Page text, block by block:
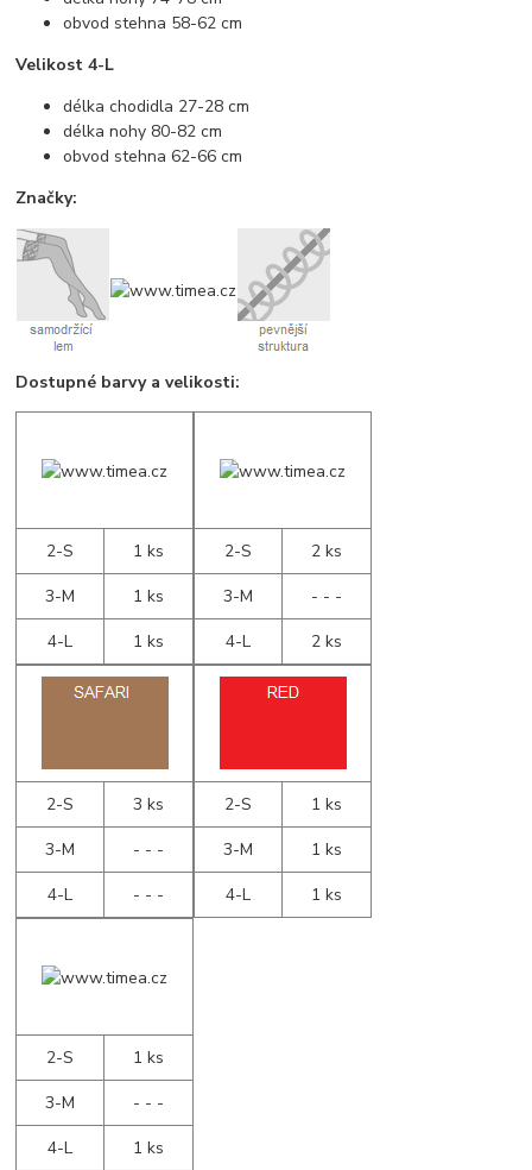
obvod stehna 58-62 cm
Velikost 4-L
délka chodidla 27-28 cm
délka nohy 80-82 cm
obvod stehna 62-66 cm
Značky:
Dostupné barvy a velikosti:
2-S
1 ks
3-M
1 ks
4-L
1 ks
2-S
2 ks
3-M
- - -
4-L
2 ks
2-S
3 ks
3-M
- - -
4-L
- - -
2-S
1 ks
3-M
1 ks
4-L
1 ks
2-S
1 ks
3-M
- - -
4-L
1 ks